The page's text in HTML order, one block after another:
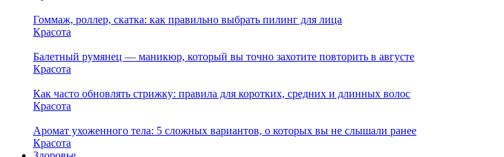
Гоммаж, роллер, скатка: как правильно выбрать пилинг для лица
Красота
Балетный румянец — маникюр, который вы точно захотите повторить в августе
Красота
Как часто обновлять стрижку: правила для коротких, средних и длинных волос
Красота
Аромат ухоженного тела: 5 сложных вариантов, о которых вы не слышали ранее
Красота